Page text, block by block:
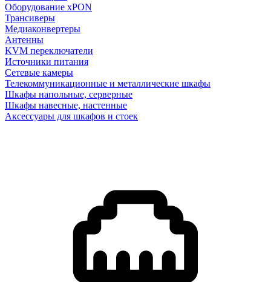
Оборудование xPON
Трансиверы
Медиаконвертеры
Антенны
KVM переключатели
Источники питания
Сетевые камеры
Телекоммуникационные и металлические шкафы
Шкафы напольные, серверные
Шкафы навесные, настенные
Аксессуары для шкафов и стоек